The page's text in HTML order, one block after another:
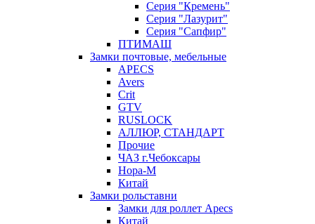
Серия "Кремень"
Серия "Лазурит"
Серия "Сапфир"
ПТИМАШ
Замки почтовые, мебельные
APECS
Avers
Crit
GTV
RUSLOCK
АЛЛЮР, СТАНДАРТ
Прочие
ЧАЗ г.Чебоксары
Нора-М
Китай
Замки рольставни
Замки для роллет Apecs
Китай